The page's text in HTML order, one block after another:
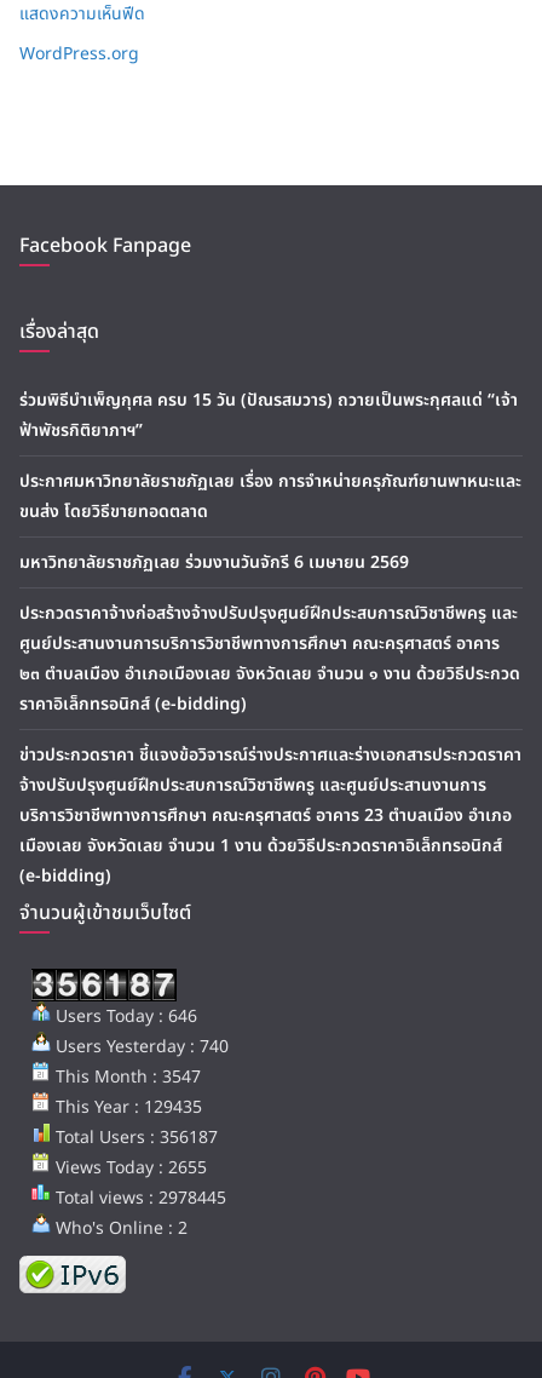
แสดงความเห็นฟีด
WordPress.org
Facebook Fanpage
เรื่องล่าสุด
ร่วมพิธีบำเพ็ญกุศล ครบ 15 วัน (ปัณรสมวาร) ถวายเป็นพระกุศลแด่ “เจ้า
ฟ้าพัชรกิติยาภาฯ”
ประกาศมหาวิทยาลัยราชภัฏเลย เรื่อง การจำหน่ายครุภัณฑ์ยานพาหนะและ
ขนส่ง โดยวิธีขายทอดตลาด
มหาวิทยาลัยราชภัฏเลย ร่วมงานวันจักรี 6 เมษายน 2569
ประกวดราคาจ้างก่อสร้างจ้างปรับปรุงศูนย์ฝึกประสบการณ์วิชาชีพครู และ
ศูนย์ประสานงานการบริการวิชาชีพทางการศึกษา คณะครุศาสตร์ อาคาร
๒๓ ตำบลเมือง อำเภอเมืองเลย จังหวัดเลย จำนวน ๑ งาน ด้วยวิธีประกวด
ราคาอิเล็กทรอนิกส์ (e-bidding)
ข่าวประกวดราคา ชี้แจงข้อวิจารณ์ร่างประกาศและร่างเอกสารประกวดราคา
จ้างปรับปรุงศูนย์ฝึกประสบการณ์วิชาชีพครู และศูนย์ประสานงานการ
บริการวิชาชีพทางการศึกษา คณะครุศาสตร์ อาคาร 23 ตำบลเมือง อำเภอ
เมืองเลย จังหวัดเลย จำนวน 1 งาน ด้วยวิธีประกวดราคาอิเล็กทรอนิกส์
(e-bidding)
จำนวนผู้เข้าชมเว็บไซต์
Users Today : 646
Users Yesterday : 740
This Month : 3547
This Year : 129435
Total Users : 356187
Views Today : 2655
Total views : 2978445
Who's Online : 2